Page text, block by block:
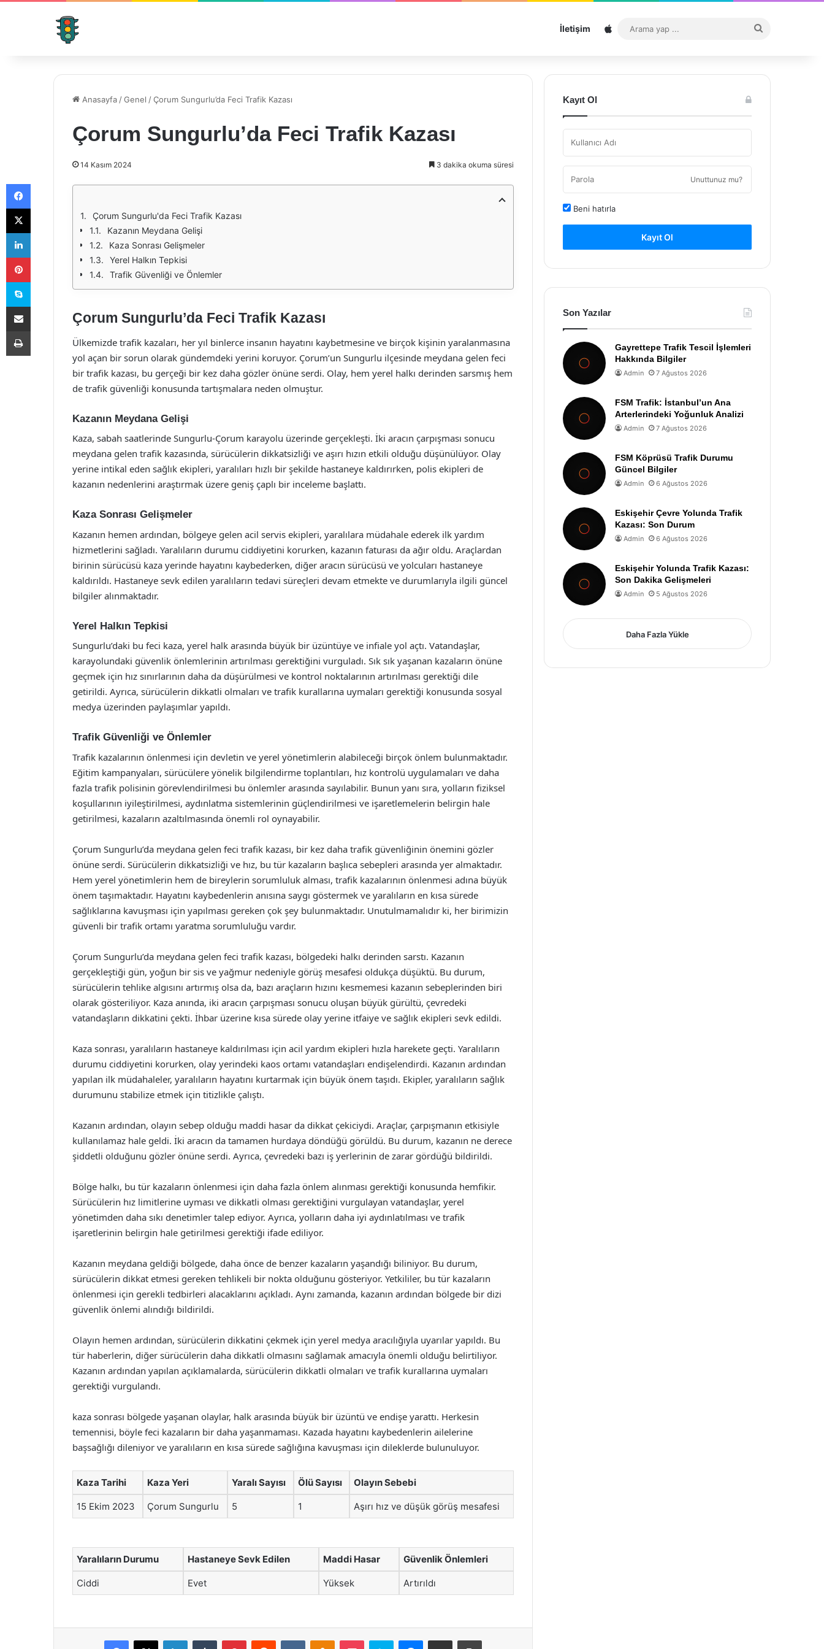
İletişim Sitemap
...
Anasayfa /Genel /Çorum Sungurlu’da Feci Trafik Kazası
Çorum Sungurlu’da Feci Trafik Kazası
14 Kasım 2024 3 dakika okuma süresi
Çorum Sungurlu'da Feci Trafik Kazası
Kazanın Meydana Gelişi
Kaza Sonrası Gelişmeler
Yerel Halkın Tepkisi
Trafik Güvenliği ve Önlemler
Çorum Sungurlu’da Feci Trafik Kazası
Ülkemizde trafik kazaları, her yıl binlerce insanın hayatını kaybetmesine ve birçok kişinin yaralanmasına
yol açan bir sorun olarak gündemdeki yerini koruyor. Çorum’un Sungurlu ilçesinde meydana gelen feci
bir trafik kazası, bu gerçeği bir kez daha gözler önüne serdi. Olay, hem yerel halkı derinden sarsmış hem
de trafik güvenliği konusunda tartışmalara neden olmuştur.
Kazanın Meydana Gelişi
Kaza, sabah saatlerinde Sungurlu-Çorum karayolu üzerinde gerçekleşti. İki aracın çarpışması sonucu
meydana gelen trafik kazasında, sürücülerin dikkatsizliği ve aşırı hızın etkili olduğu düşünülüyor. Olay
yerine intikal eden sağlık ekipleri, yaralıları hızlı bir şekilde hastaneye kaldırırken, polis ekipleri de
kazanın nedenlerini araştırmak üzere geniş çaplı bir inceleme başlattı.
Kaza Sonrası Gelişmeler
Kazanın hemen ardından, bölgeye gelen acil servis ekipleri, yaralılara müdahale ederek ilk yardım
hizmetlerini sağladı. Yaralıların durumu ciddiyetini korurken, kazanın faturası da ağır oldu. Araçlardan
birinin sürücüsü kaza yerinde hayatını kaybederken, diğer aracın sürücüsü ve yolcuları hastaneye
kaldırıldı. Hastaneye sevk edilen yaralıların tedavi süreçleri devam etmekte ve durumlarıyla ilgili güncel
bilgiler alınmaktadır.
Yerel Halkın Tepkisi
Sungurlu’daki bu feci kaza, yerel halk arasında büyük bir üzüntüye ve infiale yol açtı. Vatandaşlar,
karayolundaki güvenlik önlemlerinin artırılması gerektiğini vurguladı. Sık sık yaşanan kazaların önüne
geçmek için hız sınırlarının daha da düşürülmesi ve kontrol noktalarının artırılması gerektiği dile
getirildi. Ayrıca, sürücülerin dikkatli olmaları ve trafik kurallarına uymaları gerektiği konusunda sosyal
medya üzerinden paylaşımlar yapıldı.
Trafik Güvenliği ve Önlemler
Trafik kazalarının önlenmesi için devletin ve yerel yönetimlerin alabileceği birçok önlem bulunmaktadır.
Eğitim kampanyaları, sürücülere yönelik bilgilendirme toplantıları, hız kontrolü uygulamaları ve daha
fazla trafik polisinin görevlendirilmesi bu önlemler arasında sayılabilir. Bunun yanı sıra, yolların fiziksel
koşullarının iyileştirilmesi, aydınlatma sistemlerinin güçlendirilmesi ve işaretlemelerin belirgin hale
getirilmesi, kazaların azaltılmasında önemli rol oynayabilir.
Çorum Sungurlu’da meydana gelen feci trafik kazası, bir kez daha trafik güvenliğinin önemini gözler
önüne serdi. Sürücülerin dikkatsizliği ve hız, bu tür kazaların başlıca sebepleri arasında yer almaktadır.
Hem yerel yönetimlerin hem de bireylerin sorumluluk alması, trafik kazalarının önlenmesi adına büyük
önem taşımaktadır. Hayatını kaybedenlerin anısına saygı göstermek ve yaralıların en kısa sürede
sağlıklarına kavuşması için yapılması gereken çok şey bulunmaktadır. Unutulmamalıdır ki, her birimizin
güvenli bir trafik ortamı yaratma sorumluluğu vardır.
Çorum Sungurlu’da meydana gelen feci trafik kazası, bölgedeki halkı derinden sarstı. Kazanın
gerçekleştiği gün, yoğun bir sis ve yağmur nedeniyle görüş mesafesi oldukça düşüktü. Bu durum,
sürücülerin tehlike algısını artırmış olsa da, bazı araçların hızını kesmemesi kazanın sebeplerinden biri
olarak gösteriliyor. Kaza anında, iki aracın çarpışması sonucu oluşan büyük gürültü, çevredeki
vatandaşların dikkatini çekti. İhbar üzerine kısa sürede olay yerine itfaiye ve sağlık ekipleri sevk edildi.
Kaza sonrası, yaralıların hastaneye kaldırılması için acil yardım ekipleri hızla harekete geçti. Yaralıların
durumu ciddiyetini korurken, olay yerindeki kaos ortamı vatandaşları endişelendirdi. Kazanın ardından
yapılan ilk müdahaleler, yaralıların hayatını kurtarmak için büyük önem taşıdı. Ekipler, yaralıların sağlık
durumunu stabilize etmek için titizlikle çalıştı.
Kazanın ardından, olayın sebep olduğu maddi hasar da dikkat çekiciydi. Araçlar, çarpışmanın etkisiyle
kullanılamaz hale geldi. İki aracın da tamamen hurdaya döndüğü görüldü. Bu durum, kazanın ne derece
şiddetli olduğunu gözler önüne serdi. Ayrıca, çevredeki bazı iş yerlerinin de zarar gördüğü bildirildi.
Bölge halkı, bu tür kazaların önlenmesi için daha fazla önlem alınması gerektiği konusunda hemfikir.
Sürücülerin hız limitlerine uyması ve dikkatli olması gerektiğini vurgulayan vatandaşlar, yerel
yönetimden daha sıkı denetimler talep ediyor. Ayrıca, yolların daha iyi aydınlatılması ve trafik
işaretlerinin belirgin hale getirilmesi gerektiği ifade ediliyor.
Kazanın meydana geldiği bölgede, daha önce de benzer kazaların yaşandığı biliniyor. Bu durum,
sürücülerin dikkat etmesi gereken tehlikeli bir nokta olduğunu gösteriyor. Yetkililer, bu tür kazaların
önlenmesi için gerekli tedbirleri alacaklarını açıkladı. Aynı zamanda, kazanın ardından bölgede bir dizi
güvenlik önlemi alındığı bildirildi.
Olayın hemen ardından, sürücülerin dikkatini çekmek için yerel medya aracılığıyla uyarılar yapıldı. Bu
tür haberlerin, diğer sürücülerin daha dikkatli olmasını sağlamak amacıyla önemli olduğu belirtiliyor.
Kazanın ardından yapılan açıklamalarda, sürücülerin dikkatli olmaları ve trafik kurallarına uymaları
gerektiği vurgulandı.
kaza sonrası bölgede yaşanan olaylar, halk arasında büyük bir üzüntü ve endişe yarattı. Herkesin
temennisi, böyle feci kazaların bir daha yaşanmaması. Kazada hayatını kaybedenlerin ailelerine
başsağlığı dileniyor ve yaralıların en kısa sürede sağlığına kavuşması için dileklerde bulunuluyor.
Kaza Tarihi Kaza Yeri Yaralı Sayısı Ölü Sayısı Olayın Sebebi
15 Ekim 2023 Çorum Sungurlu 5 1 Aşırı hız ve düşük görüş mesafesi
Yaralıların Durumu Hastaneye Sevk Edilen Maddi Hasar Güvenlik Önlemleri
Ciddi Evet Yüksek Artırıldı
Facebook
X LinkedInTumblr PinterestReddit VKontakteOdnoklassniki
Pocket Skype Messenger
E-Posta ile paylaş Yazdır
Kayıt Ol
Unuttunuz mu?
Beni hatırla
Kayıt Ol
Son Yazılar
Gayrettepe Trafik Tescil İşlemleri
Hakkında Bilgiler
Admin 7 Ağustos 2026
FSM Trafik: İstanbul’un Ana
Arterlerindeki Yoğunluk Analizi
Admin 7 Ağustos 2026
FSM Köprüsü Trafik Durumu
Güncel Bilgiler
Admin 6 Ağustos 2026
Eskişehir Çevre Yolunda Trafik
Kazası: Son Durum
Admin 6 Ağustos 2026
Eskişehir Yolunda Trafik Kazası:
Son Dakika Gelişmeleri
Admin 5 Ağustos 2026
Daha Fazla Yükle
Facebook
X
LinkedIn
Pinterest
Skype
E-Posta ile paylaş